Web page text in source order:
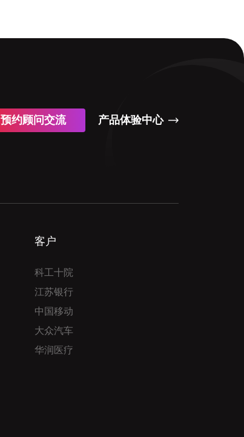
预约顾问交流 产品体验中心
客户
科工十院
江苏银行
中国移动
大众汽车
华润医疗